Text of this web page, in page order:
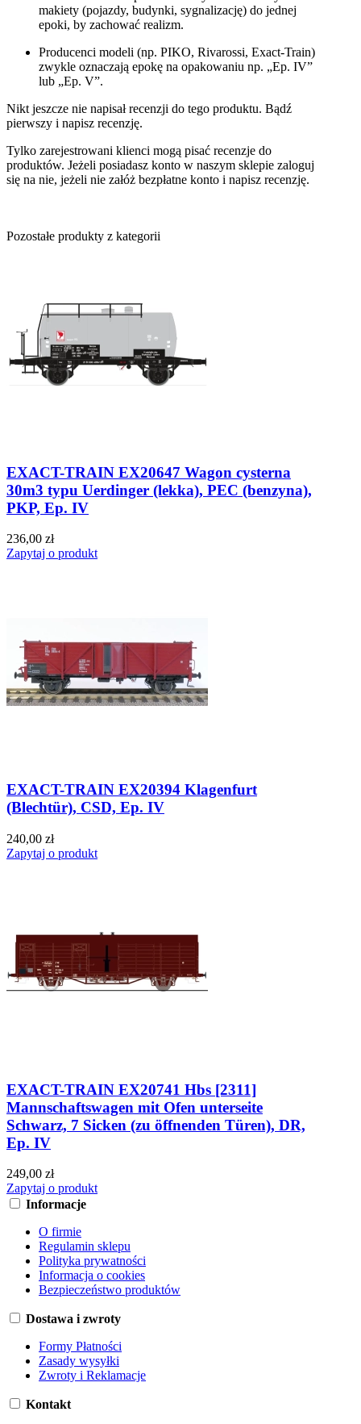
makiety (pojazdy, budynki, sygnalizację) do jednej
epoki, by zachować realizm.
Producenci modeli (np. PIKO, Rivarossi, Exact-Train)
zwykle oznaczają epokę na opakowaniu np. „Ep. IV”
lub „Ep. V”.
Nikt jeszcze nie napisał recenzji do tego produktu. Bądź
pierwszy i napisz recenzję.
Tylko zarejestrowani klienci mogą pisać recenzje do
produktów. Jeżeli posiadasz konto w naszym sklepie zaloguj
się na nie, jeżeli nie załóż bezpłatne konto i napisz recenzję.
Pozostałe produkty z kategorii
EXACT-TRAIN EX20647 Wagon cysterna
30m3 typu Uerdinger (lekka), PEC (benzyna),
PKP, Ep. IV
236,00 zł
Zapytaj o produkt
EXACT-TRAIN EX20394 Klagenfurt
(Blechtür), CSD, Ep. IV
240,00 zł
Zapytaj o produkt
EXACT-TRAIN EX20741 Hbs [2311]
Mannschaftswagen mit Ofen unterseite
Schwarz, 7 Sicken (zu öffnenden Türen), DR,
Ep. IV
249,00 zł
Zapytaj o produkt
Informacje
O firmie
Regulamin sklepu
Polityka prywatności
Informacja o cookies
Bezpieczeństwo produktów
Dostawa i zwroty
Formy Płatności
Zasady wysyłki
Zwroty i Reklamacje
Kontakt